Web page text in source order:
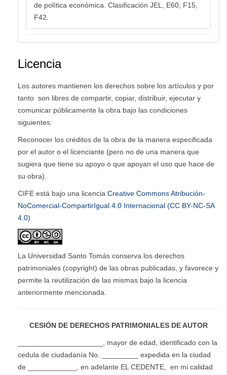
de política económica. Clasificación JEL, E60, F15,
F42.
Licencia
Los autores mantienen los derechos sobre los artículos y por
tanto son libres de compartir, copiar, distribuir, ejecutar y
comunicar públicamente la obra bajo las condiciones
siguientes:
Reconocer los créditos de la obra de la manera especificada
por el autor o el licenciante (pero no de una manera que
sugiera que tiene su apoyo o que apoyan el uso que hace de
su obra).
CIFE está bajo una licencia Creative Commons Atribución-
NoComercial-CompartirIgual 4.0 Internacional (CC BY-NC-SA
4.0)
La Universidad Santo Tomás conserva los derechos
patrimoniales (copyright) de las obras publicadas, y favorece y
permite la reutilización de las mismas bajo la licencia
anteriormente mencionada.
CESIÓN DE DERECHOS PATRIMONIALES DE AUTOR
_____________________, mayor de edad, identificado con la
cedula de ciudadanía No. _________ expedida en la ciudad
de ____________, en adelante EL CEDENTE, en mi calidad